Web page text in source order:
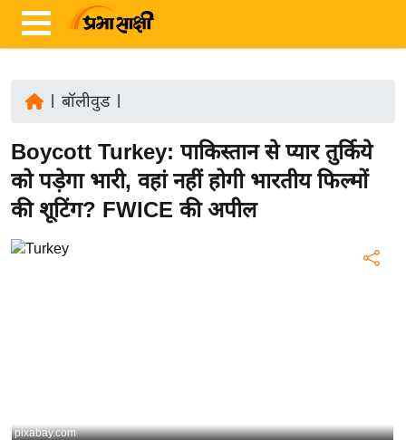
ज़ा
ख
ब
र
रा
य
बॉलीवुड|
Boycott Turkey: पाकिस्तान से प्यार तुर्किये
को पड़ेगा भारी, वहां नहीं होगी भारतीय फिल्मों
की शूटिंग? FWICE की अपील
pixabay.com